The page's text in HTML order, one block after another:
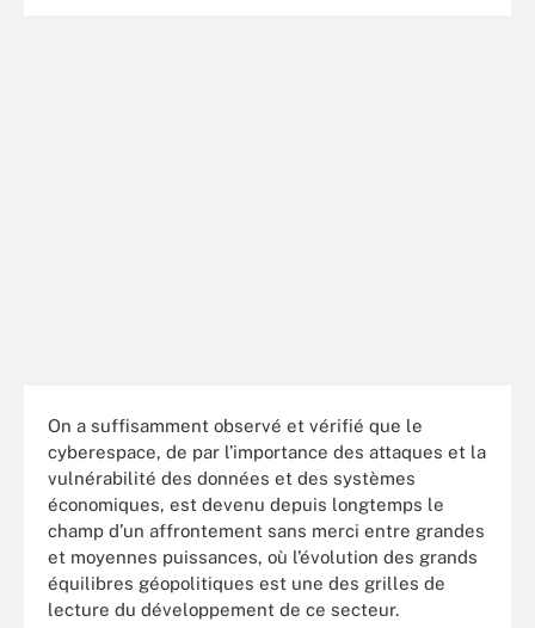
On a suffisamment observé et vérifié que le
cyberespace, de par l’importance des attaques et la
vulnérabilité des données et des systèmes
économiques, est devenu depuis longtemps le
champ d’un affrontement sans merci entre grandes
et moyennes puissances, où l’évolution des grands
équilibres géopolitiques est une des grilles de
lecture du développement de ce secteur.